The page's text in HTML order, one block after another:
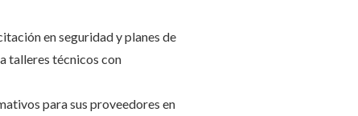
en seguridad y planes de
talleres técnicos con
para sus proveedores en